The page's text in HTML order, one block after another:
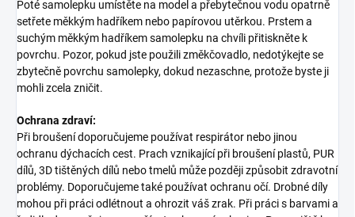
Poté samolepku umístěte na model a přebytečnou vodu opatrně
setřete měkkým hadříkem nebo papírovou utěrkou. Prstem a
suchým měkkým hadříkem samolepku na chvíli přitiskněte k
povrchu. Pozor, pokud jste použili změkčovadlo, nedotýkejte se
zbytečně povrchu samolepky, dokud nezaschne, protože byste ji
mohli zcela zničit.
Ochrana zdraví:
Při broušení doporučujeme používat respirátor nebo jinou
ochranu dýchacích cest. Prach vznikající při broušení plastů, PUR
dílů, 3D tištěných dílů nebo tmelů může později způsobit zdravotní
problémy. Doporučujeme také používat ochranu očí. Drobné díly
mohou při práci odlétnout a ohrozit váš zrak. Při práci s barvami a